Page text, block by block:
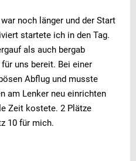
noch länger und der Start
startete ich in den Tag.
als auch bergab
uns bereit. Bei einer
Abflug und musste
am Lenker neu einrichten
Zeit kostete. 2 Plätze
10 für mich.